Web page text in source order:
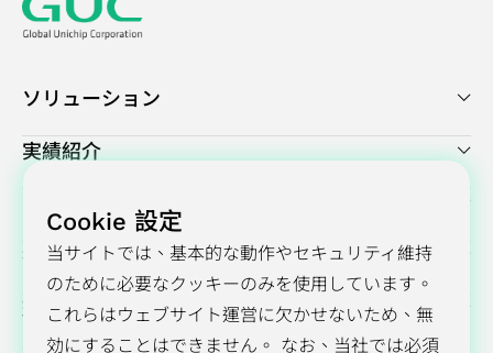
ソリューション
実績紹介
プレスセンター
投資家向け情報
環境・社会・ガバナンス（ESG）
Cookie 設定
当サイトでは、基本的な動作やセキュリティ維持
のために必要なクッキーのみを使用しています。
これらはウェブサイト運営に欠かせないため、無
効にすることはできません。 なお、当社では必須